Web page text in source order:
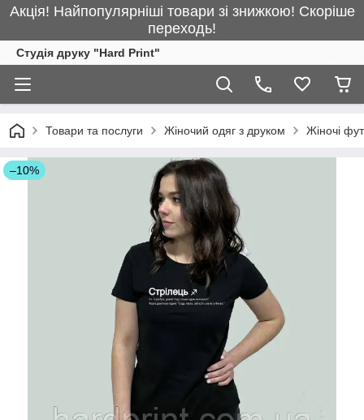
Акція! Найпопулярніші товари зі знижкою! Скоріше
переходь!
Студія друку "Hard Print"
Товари та послуги Жіночий одяг з друком Жіночі
–10%